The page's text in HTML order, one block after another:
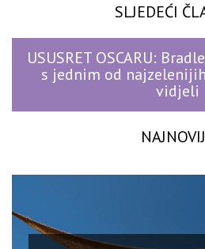
SLJEDEĆI
USUSRET OSCARU:
s jednim od
vidjeli